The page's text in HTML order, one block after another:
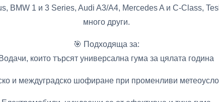
BMW 1 и 3 Series, Audi A3/A4, Mercedes A и C-Class,
много други.
🎯 Подходяща за:
Водачи, които търсят универсална гума за цялата година
и междуградско шофиране при променливи